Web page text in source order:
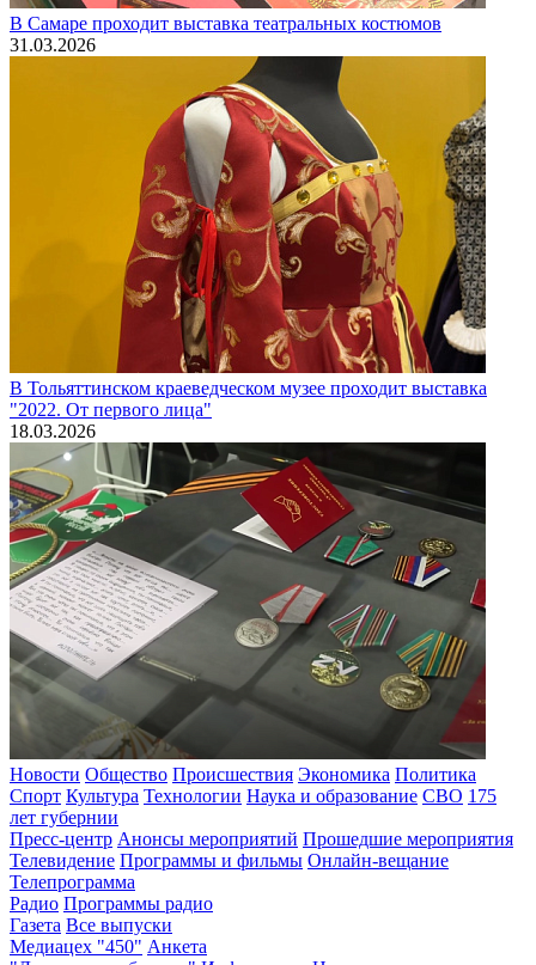
В Самаре проходит выставка театральных костюмов
31.03.2026
В Тольяттинском краеведческом музее проходит выставка
"2022. От первого лица"
18.03.2026
Новости Общество Происшествия Экономика Политика
Спорт Культура Технологии Наука и образование СВО 175
лет губернии
Пресс-центр Анонсы мероприятий Прошедшие мероприятия
Телевидение Программы и фильмы Онлайн-вещание
Телепрограмма
Радио Программы радио
Газета Все выпуски
Медиацех "450" Анкета